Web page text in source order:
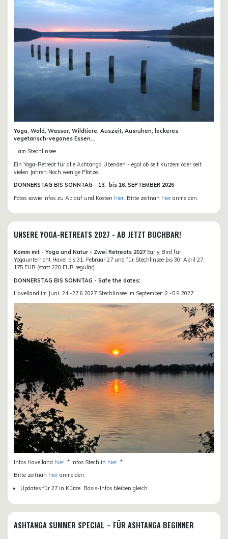
Yoga, Wald, Wasser, Wildtiere, Auszeit, Ausruhen, leckeres
vegetarisch-veganes Essen...
...am Stechlinsee.
Ein Yoga-Retreat für alle Ashtanga Übenden - egal ob seit Kurzem oder seit
vielen Jahren.Noch wenige Plätze.
DONNERSTAG BIS SONNTAG - 13. bis 16. SEPTEMBER 2026
Fotos sowie Infos zu Ablauf und Kosten hier . Bitte zeitnah hier anmelden.
UNSERE YOGA-RETREATS 2027 - AB JETZT BUCHBAR!
Komm mit - Yoga und Natur - Zwei Retreats 2027 Early Bird für
Yogaunterricht Havel bis 31. Februar 27 und für Stechlinsee bis 30. April 27:
175 EUR (statt 220 EUR regulär)
DONNERSTAG BIS SONNTAG - Safe the dates:
Havelland im Juni: 24.-27.6.2027 Stechlinsee im September: 2.-5.9.2027
Infos Havelland hier . * Infos Stechlin hier . *
Bitte zeitnah hier anmelden.
Updates für 27 in Kürze. Basis-Infos bleiben gleich.
ASHTANGA SUMMER SPECIAL – FÜR ASHTANGA BEGINNER